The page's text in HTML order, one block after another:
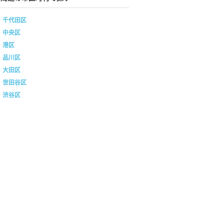
千代田区
中央区
港区
品川区
大田区
世田谷区
渋谷区